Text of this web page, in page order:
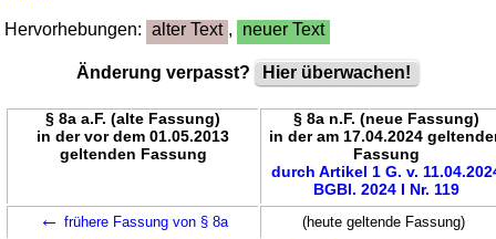
Hervorhebungen: alter Text , neuer Text
Änderung verpasst? Hier überwachen!
§ 8a a.F. (alte Fassung)
in der vor dem 01.05.2013
geltenden Fassung
§ 8a n.F. (neue Fassung)
in der am 17.04.2024
Fassung
durch Artikel 1 G. v.
BGBl. 2024 I Nr. 119
← frühere Fassung von § 8a (heute geltende Fassung)